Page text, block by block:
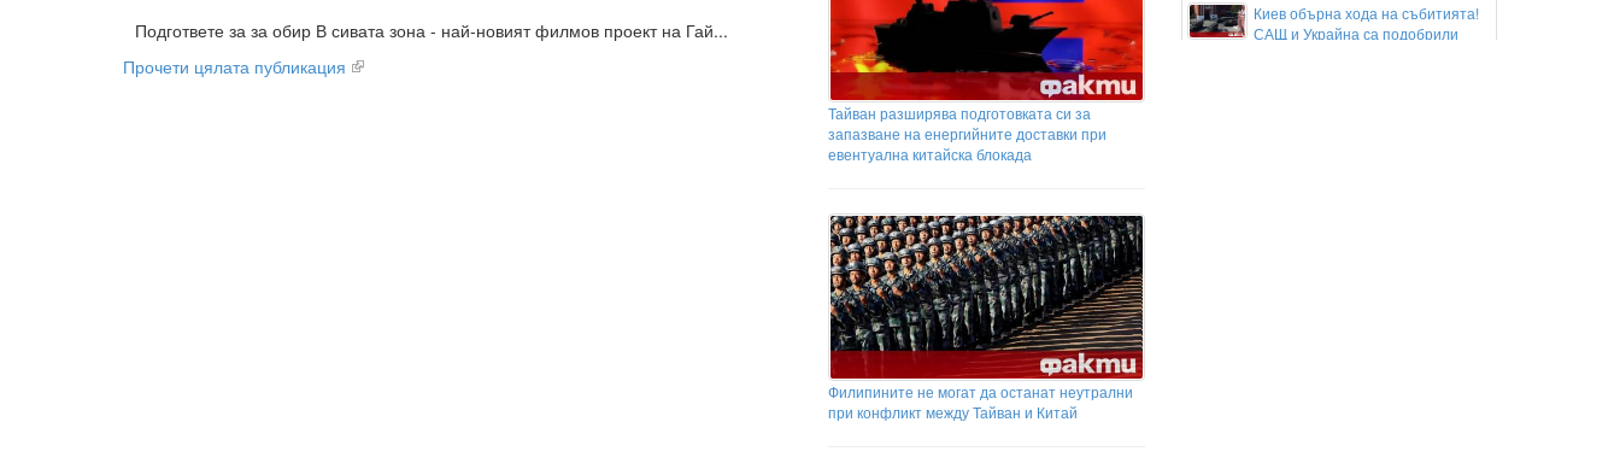
Подгответе за за обир В сивата зона - най-новият филмов проект на Гай...
Прочети цялата публикация
Тайван разширява подготовката си за
запазване на енергийните доставки при
евентуална китайска блокада
Филипините не могат да останат неутрални
при конфликт между Тайван и Китай
Киев обърна хода на събитията!
САЩ и Украйна са подобрили